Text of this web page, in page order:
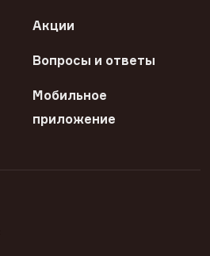
Акции
Вопросы и ответы
Мобильное
приложение